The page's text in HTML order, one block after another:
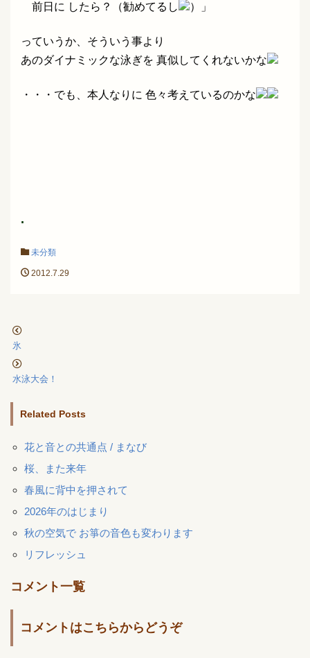
前日に したら？（勧めてるし
）」
っていうか、そういう事より
あのダイナミックな泳ぎを 真似してくれないかな
・・・でも、本人なりに 色々考えているのかな
.
未分類
2012.7.29
氷
水泳大会！
Related Posts
花と音との共通点 / まなび
桜、また来年
春風に背中を押されて
2026年のはじまり
秋の空気で お箏の音色も変わります
リフレッシュ
コメント一覧
コメントはこちらからどうぞ